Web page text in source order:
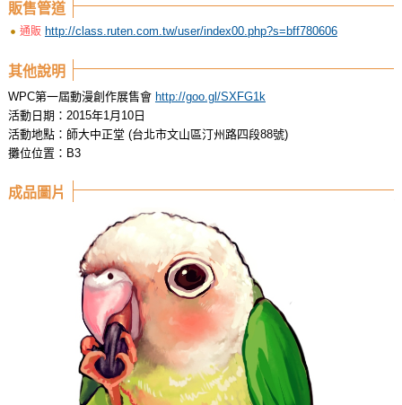
販售管道
通販 http://class.ruten.com.tw/user/index00.php?s=bff780606
其他說明
WPC第一屆動漫創作展售會 http://goo.gl/SXFG1k
活動日期：2015年1月10日
活動地點：師大中正堂 (台北市文山區汀州路四段88號)
攤位位置：B3
成品圖片